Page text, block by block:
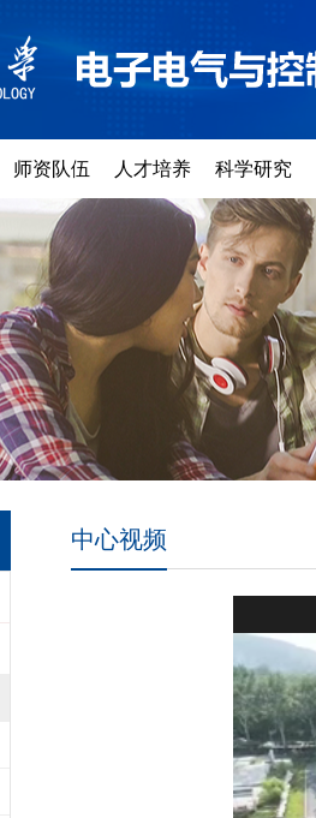
师资队伍 人才培养 科学研究
中心视频